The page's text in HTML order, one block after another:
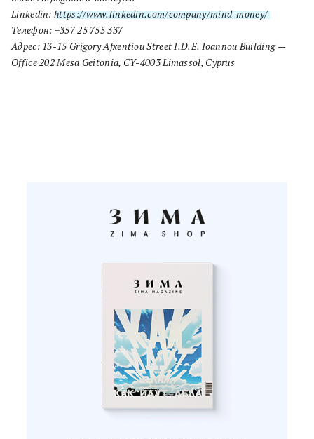
Linkedin: https://www.linkedin.com/company/mind-money/
Телефон: +357 25 755 337
Адрес: 13-15 Grigory Afxentiou Street I.D.E. Ioannou Building —
Office 202 Mesa Geitonia, CY-4003 Limassol, Cyprus